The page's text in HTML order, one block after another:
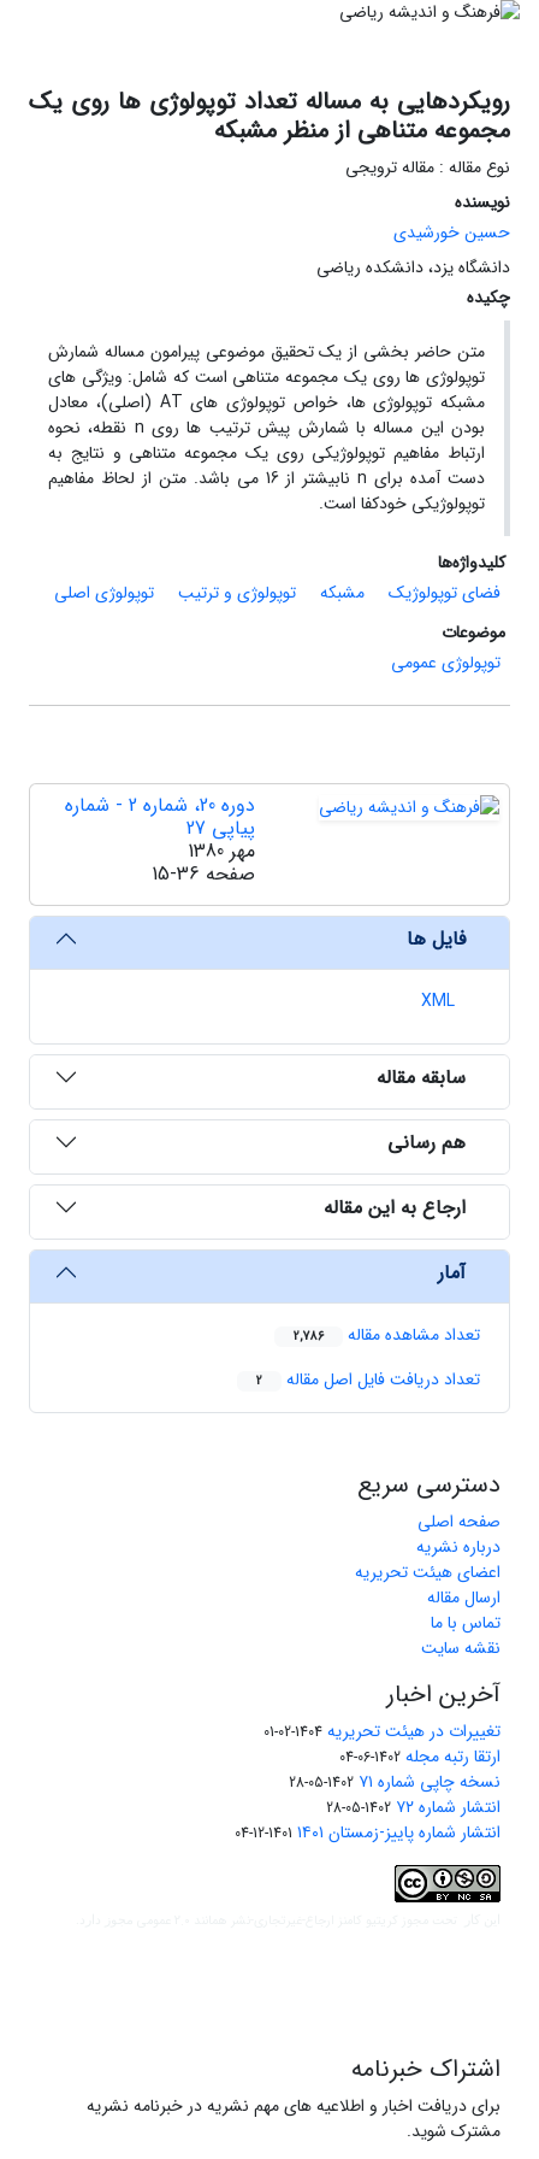
رویکردهایی به مساله تعداد توپولوژی ها روی یک
مجموعه متناهی از منظر مشبکه
نوع مقاله : مقاله ترویجی
نویسنده
حسین خورشیدی
دانشگاه یزد، دانشکده ریاضی
چکیده
متن حاضر بخشی از یک تحقیق موضوعی پیرامون مساله شمارش
توپولوژی ها روی یک مجموعه متناهی است که شامل: ویژگی های
مشبکه توپولوژی ها، خواص توپولوژی های AT (اصلی)، معادل
بودن این مساله با شمارش پیش ترتیب ها روی n نقطه، نحوه
ارتباط مفاهیم توپولوژیکی روی یک مجموعه متناهی و نتایج به
دست آمده برای n نابیشتر از 16 می باشد. متن از لحاظ مفاهیم
توپولوژیکی خودکفا است.
کلیدواژه‌ها
فضای توپولوژیک
مشبکه توپولوژی و ترتیب
توپولوژی اصلی
موضوعات
توپولوژی عمومی
دوره 20، شماره 2 - شماره
پیاپی 27
مهر 1380
صفحه 15-36
فایل ها
XML
سابقه مقاله
هم رسانی
ارجاع به این مقاله
آمار
تعداد مشاهده مقاله 2,786
تعداد دریافت فایل اصل مقاله 2
دسترسی سریع
صفحه اصلی
درباره نشریه
اعضای هیئت تحریریه
ارسال مقاله
تماس با ما
نقشه سایت
آخرین اخبار
تغییرات در هیئت تحریریه 1404-02-01
ارتقا رتبه مجله 1402-06-04
نسخه چاپی شماره ۷۱ 1402-05-28
انتشار شماره ۷۲ 1402-05-28
انتشار شماره پاییز-زمستان ۱۴۰۱ 1401-12-04
اشتراک خبرنامه
برای دریافت اخبار و اطلاعیه های مهم نشریه در خبرنامه نشریه
مشترک شوید.